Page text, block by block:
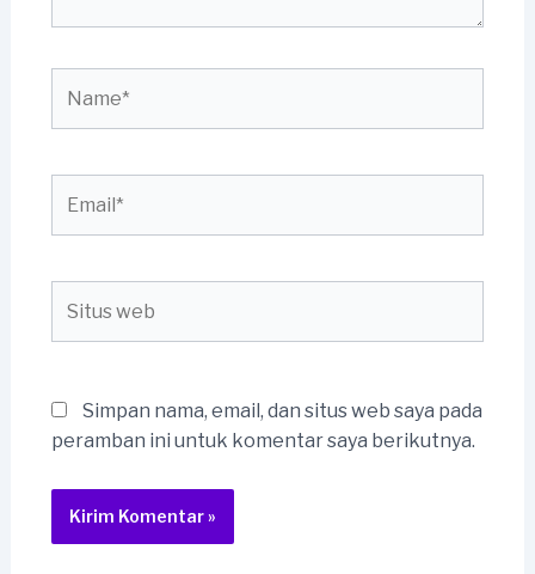
web
Simpan nama, email, dan situs web saya pada
peramban ini untuk komentar saya berikutnya.